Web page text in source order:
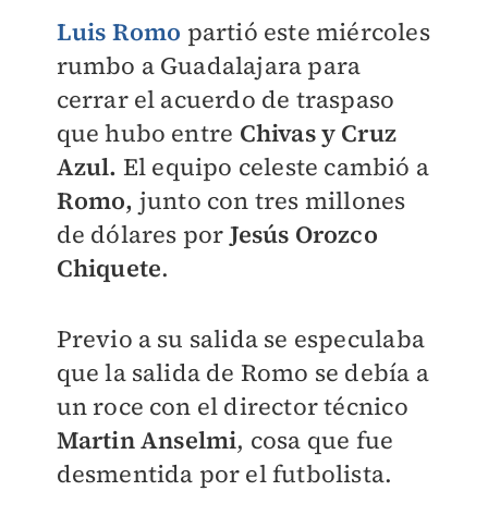
Luis Romo partió este miércoles
rumbo a Guadalajara para
cerrar el acuerdo de traspaso
que hubo entre Chivas y Cruz
Azul. El equipo celeste cambió a
Romo, junto con tres millones
de dólares por Jesús Orozco
Chiquete.
Previo a su salida se especulaba
que la salida de Romo se debía a
un roce con el director técnico
Martin Anselmi, cosa que fue
desmentida por el futbolista.